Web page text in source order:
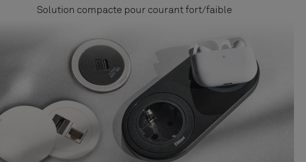
Solution compacte pour courant fort/faible